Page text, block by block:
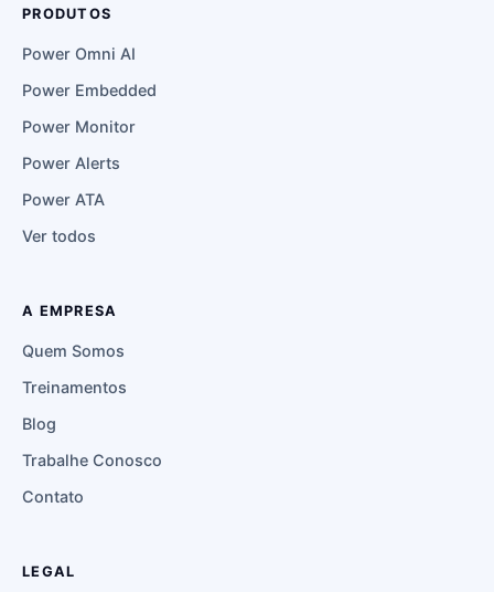
PRODUTOS
Power Omni AI
Power Embedded
Power Monitor
Power Alerts
Power ATA
Ver todos
A EMPRESA
Quem Somos
Treinamentos
Blog
Trabalhe Conosco
Contato
LEGAL